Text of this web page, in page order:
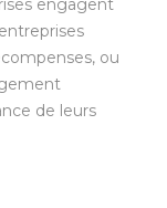
engagent
ou
de leurs